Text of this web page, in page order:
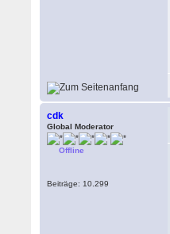
cdk
Global Moderator
Offline
Beiträge: 10.299